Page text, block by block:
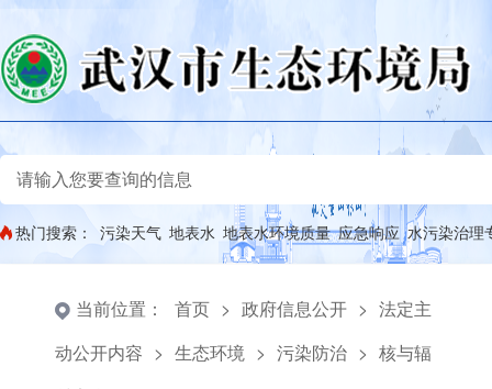
热门搜索： 污染天气 地表水 地表水环境质量 应急响应 水污染治理
当前位置： 首页 > 政府信息公开 > 法定主
动公开内容 > 生态环境 > 污染防治 > 核与辐